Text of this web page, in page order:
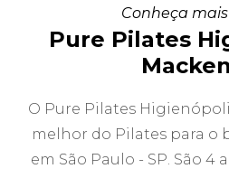
Conheça
Pure Pilates
O Pure Pilates
melhor do Pilates para o
em São Paulo - SP. São